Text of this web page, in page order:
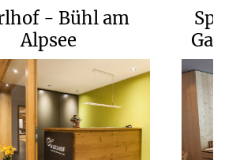
- Bühl am
Alpsee